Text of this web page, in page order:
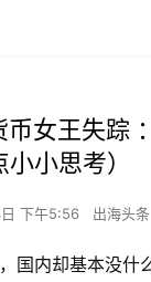
女王失踪
小思考）
下午5:56 出海头条
国内却基本没什